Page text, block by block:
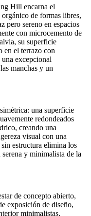
Hill encarna el
de formas libres,
pero sereno en espacios
con microcemento de
su superficie
en el terrazo con
excepcional
manchas y un
una superficie
redondeados
creando una
visual con una
estructura elimina los
y minimalista de la
de concepto abierto,
exposición de diseño,
minimalistas,